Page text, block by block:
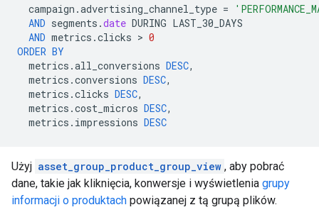
campaign .advertising_channel_type =
AND segments .date DURING LAST_30_DAYS
AND metrics .clicks > 0
ORDER BY
metrics .all_conversions DESC,
metrics .conversions DESC,
metrics .clicks DESC,
metrics .cost_micros DESC,
metrics . impressions DESC
Użyj asset_group_product_group_view , aby pobrać
dane, takie jak kliknięcia, konwersje i wyświetlenia grupy
informacji o produktach powiązanej z tą grupą plików.